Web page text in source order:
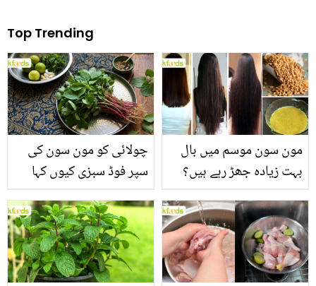
Top Trending
چولائی کو مون سون کی
سپر فوڈ سبزی کیوں کہا
منرلز اور اینٹی آکسیڈنٹس
سے بھرپور اس سبزی کے
فائدے
مون سون موسم میں بال
بہت زیادہ جھڑ رہے ہیں؟
بنانے کے چند قدرتی طریقے